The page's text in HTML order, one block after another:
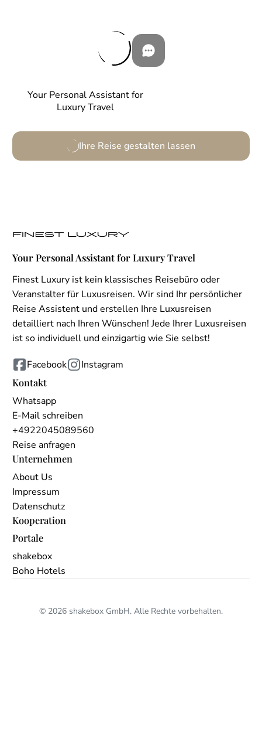
Your Personal Assistant for
Luxury Travel
Ihre Reise gestalten lassen
Your Personal Assistant for Luxury Travel
Finest Luxury ist kein klassisches Reisebüro oder
Veranstalter für Luxusreisen. Wir sind Ihr persönlicher
Reise Assistent und erstellen Ihre Luxusreisen
detailliert nach Ihren Wünschen! Jede Ihrer Luxusreisen
ist so individuell und einzigartig wie Sie selbst!
Facebook
Instagram
Kontakt
Whatsapp
E-Mail schreiben
+4922045089560
Reise anfragen
Unternehmen
About Us
Impressum
Datenschutz
Kooperation
Portale
shakebox
Boho Hotels
© 2026 shakebox GmbH. Alle Rechte vorbehalten.